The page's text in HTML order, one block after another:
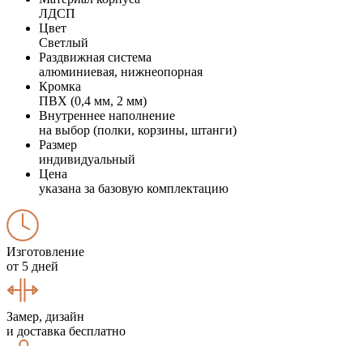
ЛДСП
Цвет
Светлый
Раздвижная система
алюминиевая, нижнеопорная
Кромка
ПВХ (0,4 мм, 2 мм)
Внутреннее наполнение
на выбор (полки, корзины, штанги)
Размер
индивидуальный
Цена
указана за базовую комплектацию
Изготовление
от 5 дней
Замер, дизайн
и доставка бесплатно